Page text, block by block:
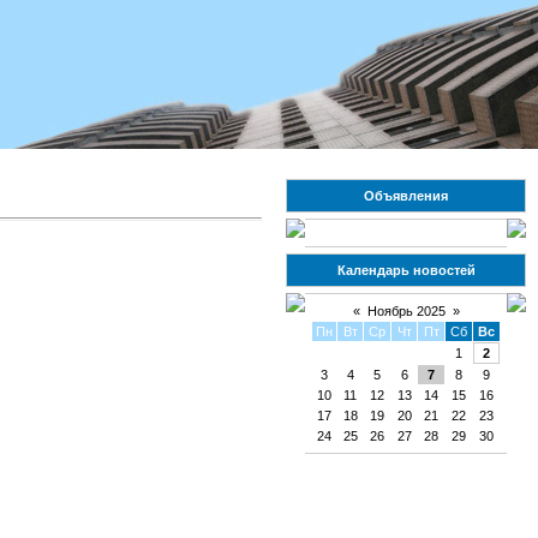
Объявления
Календарь новостей
« Ноябрь 2025 »
Пн
Вт Ср Чт Пт Сб
Вс
1
2
3
4 5 6 7 8
9
10
11 12 13 14 15
16
17
18 19 20 21 22
23
24
25 26 27 28 29 30